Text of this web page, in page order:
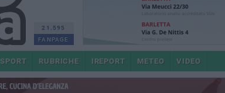
21.595
FANPAGE
SPORT RUBRICHE IREPORT METEO VIDEO